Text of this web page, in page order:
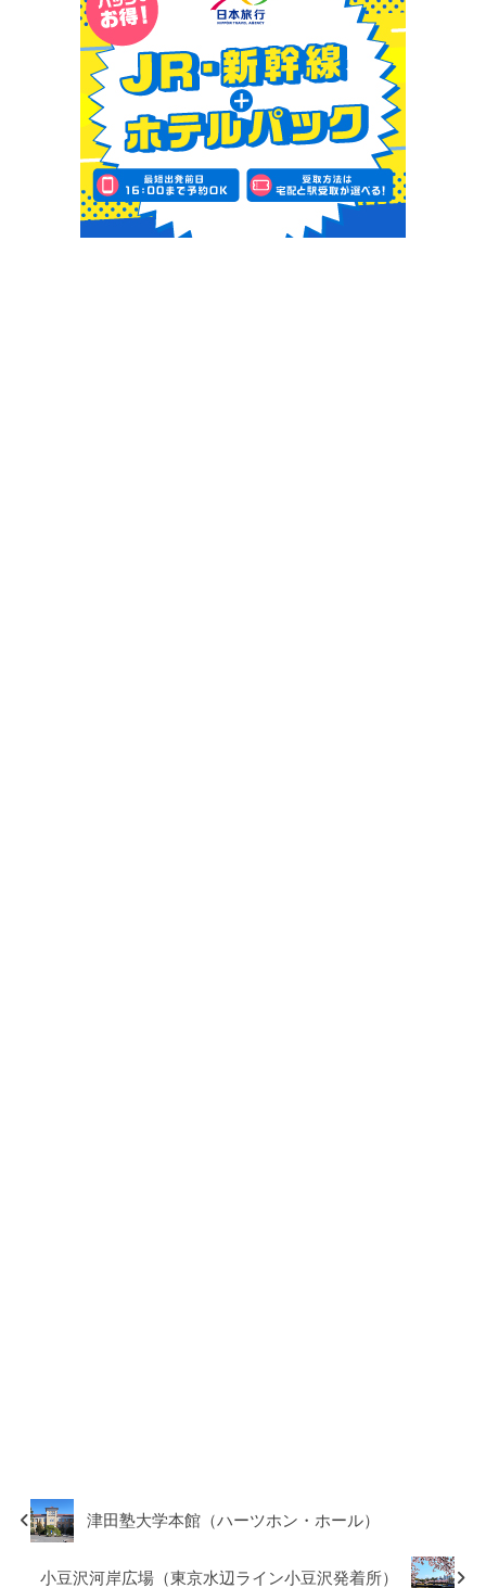
津田塾大学本館（ハーツホン・ホール）
小豆沢河岸広場（東京水辺ライン小豆沢発着所）